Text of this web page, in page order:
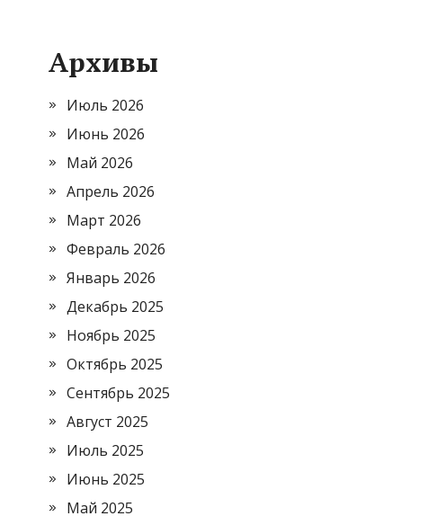
Архивы
Июль 2026
Июнь 2026
Май 2026
Апрель 2026
Март 2026
Февраль 2026
Январь 2026
Декабрь 2025
Ноябрь 2025
Октябрь 2025
Сентябрь 2025
Август 2025
Июль 2025
Июнь 2025
Май 2025